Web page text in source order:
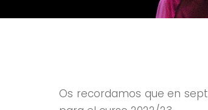
Os recordamos que en